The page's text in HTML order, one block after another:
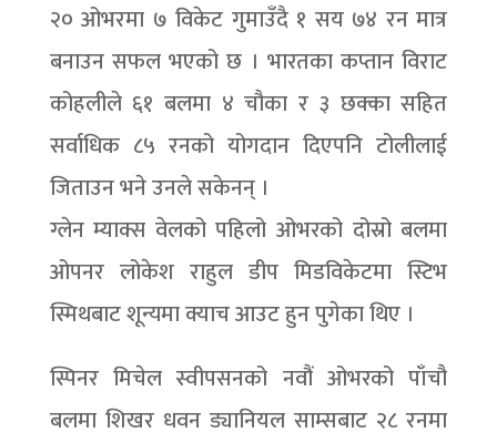
२० ओभरमा ७ विकेट गुमाउँदै १ सय ७४ रन मात्र
बनाउन सफल भएको छ । भारतका कप्तान विराट
कोहलीले ६१ बलमा ४ चौका र ३ छक्का सहित
सर्वाधिक ८५ रनको योगदान दिएपनि टोलीलाई
जिताउन भने उनले सकेनन् ।
ग्लेन म्याक्स वेलको पहिलो ओभरको दोस्रो बलमा
ओपनर लोकेश राहुल डीप मिडविकेटमा स्टिभ
स्मिथबाट शून्यमा क्याच आउट हुन पुगेका थिए ।
स्पिनर मिचेल स्वीपसनको नवौं ओभरको पाँचौ
बलमा शिखर धवन ड्यानियल साम्सबाट २८ रनमा